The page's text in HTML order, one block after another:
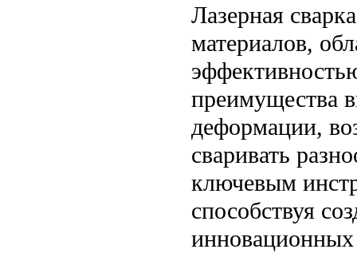
Лазерная
материалов,
преимущества
деформации,
сваривать
ключевым
способствуя